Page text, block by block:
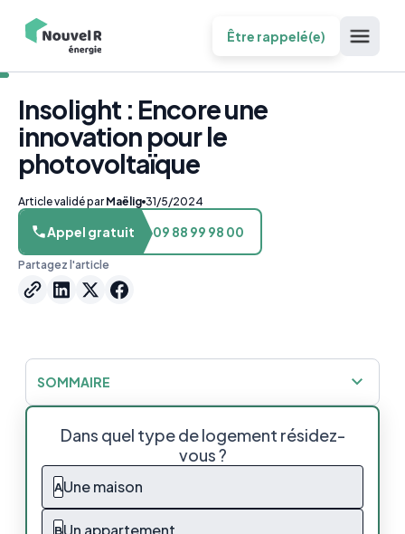
Être rappelé(e)
Insolight : Encore une
innovation pour le
photovoltaïque
Article validé par Maëlig 31/5/2024
Appel gratuit 09 88 99 98 00
Partagez l'article
Dans quel type de logement résidez-
vous ?
AUne maison
BUn appartement
SOMMAIRE
Comment fonctionnent les panneaux
solaires Insolight ?
Pour qui sont construits ces panneaux